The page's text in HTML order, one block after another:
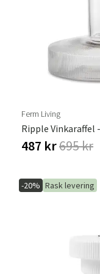
Ferm Living
Ripple Vinkaraffel
487 kr695 kr
-20% Rask levering